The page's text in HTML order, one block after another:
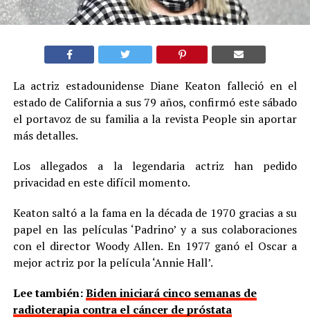
La actriz estadounidense Diane Keaton falleció en el
estado de California a sus 79 años, confirmó este sábado
el portavoz de su familia a la revista People sin aportar
más detalles.
Los allegados a la legendaria actriz han pedido
privacidad en este difícil momento.
Keaton saltó a la fama en la década de 1970 gracias a su
papel en las películas ‘Padrino’ y a sus colaboraciones
con el director Woody Allen. En 1977 ganó el Oscar a
mejor actriz por la película ‘Annie Hall’.
Lee también:Biden iniciará cinco semanas de
radioterapia contra el cáncer de próstata